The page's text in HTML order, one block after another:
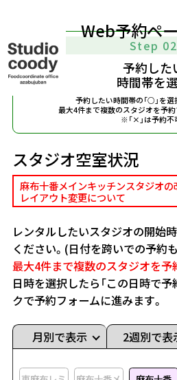
Web予約ペ
Step 02
予約した
時間帯を
予約したい時間帯の「○」を選
最大4件まで複数のスタジオを予約
※「×」は予約不
スタジオ空室状況
麻布十番メインキッチンスタジオの
レイアウト変更について
レンタルしたいスタジオの開始
ください。(日付を跨いでの予約
最大4件まで複数のスタジオを予
日時を選択したら「この日時で予
クで予約フォームに進みます。
月別で表示 2週別で表